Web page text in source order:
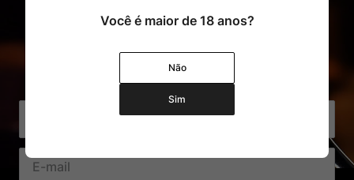
Cadastre o seu e-mail e receba
com exclusividade Ofertas e Novidades
Você é maior de 18 anos?
Não
Sim